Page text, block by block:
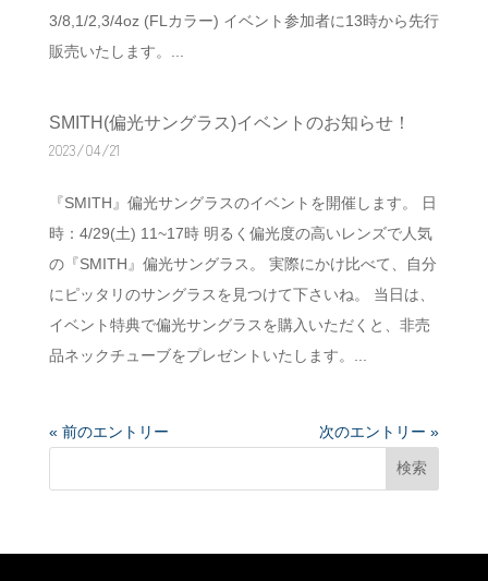
3/8,1/2,3/4oz (FLカラー) イベント参加者に13時から先行
販売いたします。...
SMITH(偏光サングラス)イベントのお知らせ！
2023/04/21
『SMITH』偏光サングラスのイベントを開催します。 日
時：4/29(土) 11~17時 明るく偏光度の高いレンズで人気
の『SMITH』偏光サングラス。 実際にかけ比べて、自分
にピッタリのサングラスを見つけて下さいね。 当日は、
イベント特典で偏光サングラスを購入いただくと、非売
品ネックチューブをプレゼントいたします。...
« 前のエントリー 次のエントリー »
検索